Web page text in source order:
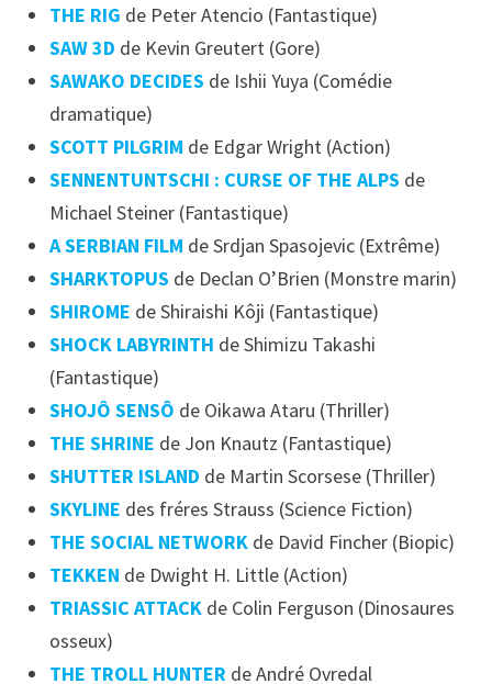
THE RIG de Peter Atencio (Fantastique)
SAW 3D de Kevin Greutert (Gore)
SAWAKO DECIDES de Ishii Yuya (Comédie
dramatique)
SCOTT PILGRIM de Edgar Wright (Action)
SENNENTUNTSCHI : CURSE OF THE ALPS de
Michael Steiner (Fantastique)
A SERBIAN FILM de Srdjan Spasojevic (Extrême)
SHARKTOPUS de Declan O’Brien (Monstre marin)
SHIROME de Shiraishi Kôji (Fantastique)
SHOCK LABYRINTH de Shimizu Takashi
(Fantastique)
SHOJÔ SENSÔ de Oikawa Ataru (Thriller)
THE SHRINE de Jon Knautz (Fantastique)
SHUTTER ISLAND de Martin Scorsese (Thriller)
SKYLINE des fréres Strauss (Science Fiction)
THE SOCIAL NETWORK de David Fincher (Biopic)
TEKKEN de Dwight H. Little (Action)
TRIASSIC ATTACK de Colin Ferguson (Dinosaures
osseux)
THE TROLL HUNTER de André Ovredal